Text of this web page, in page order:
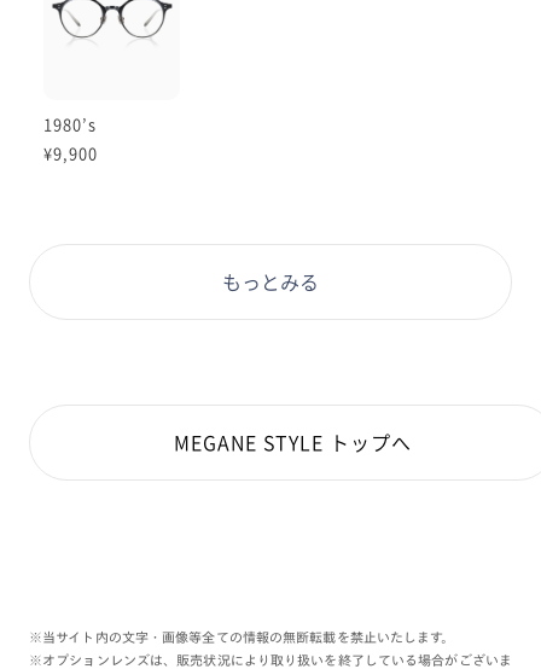
ぜひお試しくださいませ！
1980’s
¥9,900
もっとみる
MEGANE STYLE トップへ
※当サイト内の文字・画像等全ての情報の無断転載を禁止いたします。
※オプションレンズは、販売状況により取り扱いを終了している場合がございま